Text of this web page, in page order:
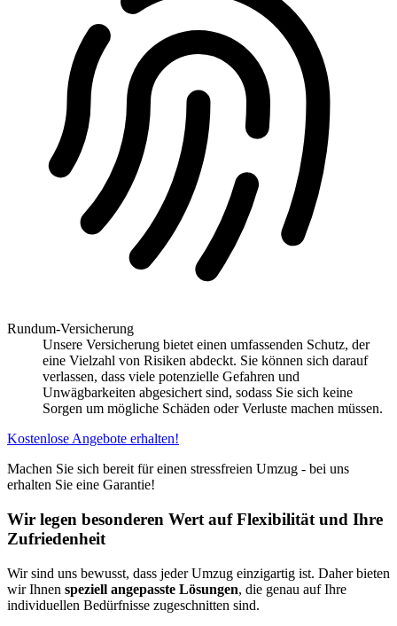
Rundum-Versicherung
Unsere Versicherung bietet einen umfassenden Schutz, der
eine Vielzahl von Risiken abdeckt. Sie können sich darauf
verlassen, dass viele potenzielle Gefahren und
Unwägbarkeiten abgesichert sind, sodass Sie sich keine
Sorgen um mögliche Schäden oder Verluste machen müssen.
Kostenlose Angebote erhalten!
Machen Sie sich bereit für einen stressfreien Umzug - bei uns
erhalten Sie eine Garantie!
Wir legen besonderen Wert auf Flexibilität und Ihre
Zufriedenheit
Wir sind uns bewusst, dass jeder Umzug einzigartig ist. Daher bieten
wir Ihnen speziell angepasste Lösungen, die genau auf Ihre
individuellen Bedürfnisse zugeschnitten sind.